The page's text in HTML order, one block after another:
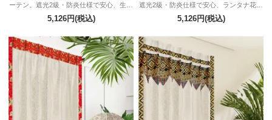
ーテン。遮光2級・防炎仕様で安心、生命
の樹模様プラダバティックが自然の循環
と生命力を象徴するおしゃれデザイン。
5,126円(税込)
遮光2級・防炎仕様で安心、ランタナ花柄
と唐草模様プラダバティックが繁栄や長
寿を象徴するおしゃれデザイン。
5,126円(税込)